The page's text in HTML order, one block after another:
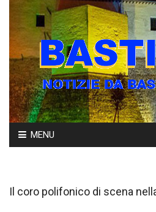
Skip
to
MENU
Il coro polifonico di scena